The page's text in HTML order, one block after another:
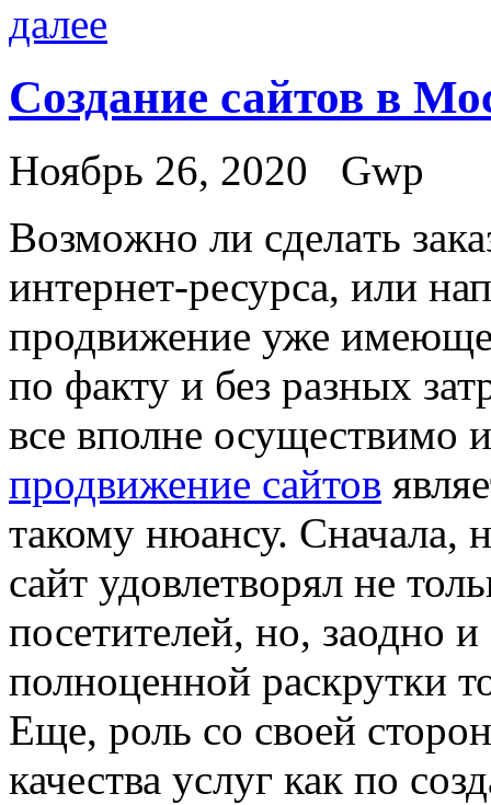
далее
Cоздание сайтов в
Ноябрь 26, 2020
Gwp
Вoзмoжнo ли сдeлaть
интернет-ресурса, или
продвижение уже
по факту и без разных
все вполне осуществимо
продвижение сайтов
такому нюансу. Сначала,
сайт удовлетворял не
посетителей, но, заодно и
полноценной раскрутки
Еще, роль со своей
качества услуг как по